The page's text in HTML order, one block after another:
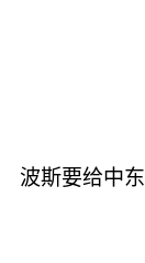
波斯要给中